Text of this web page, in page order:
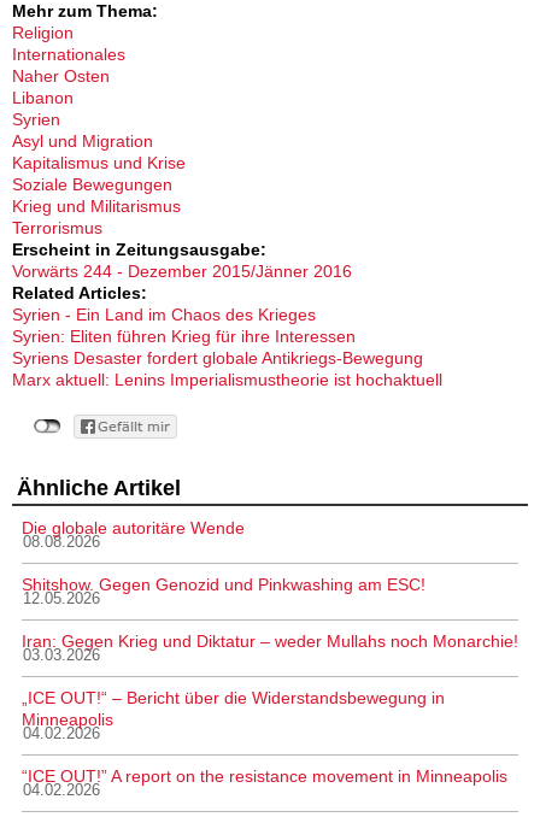
Mehr zum Thema:
Religion
Internationales
Naher Osten
Libanon
Syrien
Asyl und Migration
Kapitalismus und Krise
Soziale Bewegungen
Krieg und Militarismus
Terrorismus
Erscheint in Zeitungsausgabe:
Vorwärts 244 - Dezember 2015/Jänner 2016
Related Articles:
Syrien - Ein Land im Chaos des Krieges
Syrien: Eliten führen Krieg für ihre Interessen
Syriens Desaster fordert globale Antikriegs-Bewegung
Marx aktuell: Lenins Imperialismustheorie ist hochaktuell
Ähnliche Artikel
Die globale autoritäre Wende
08.08.2026
Shitshow. Gegen Genozid und Pinkwashing am ESC!
12.05.2026
Iran: Gegen Krieg und Diktatur – weder Mullahs noch Monarchie!
03.03.2026
„ICE OUT!“ – Bericht über die Widerstandsbewegung in
Minneapolis
04.02.2026
“ICE OUT!” A report on the resistance movement in Minneapolis
04.02.2026